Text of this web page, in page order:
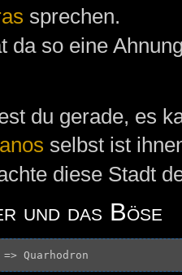
sprechen.
da so eine
du gerade, es
selbst ist
diese Stadt
und das Böse